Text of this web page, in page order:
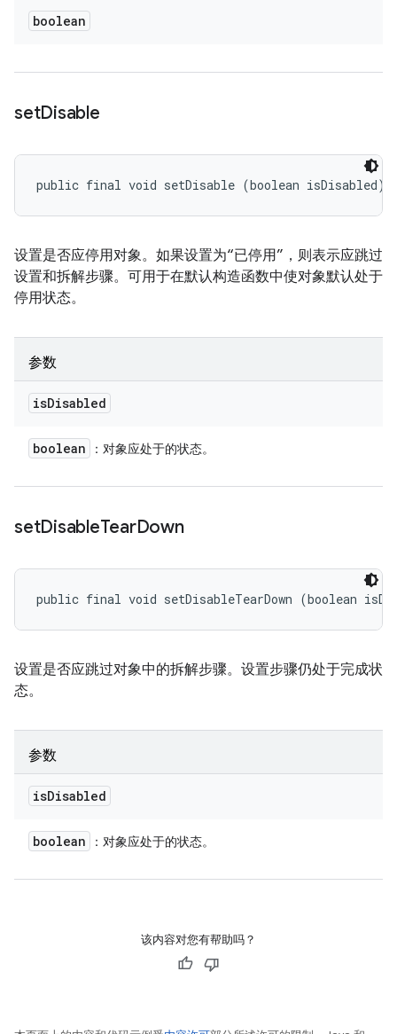
boolean
setDisable
public final void setDisable (boolean isDisabled)
设置是否应停用对象。如果设置为“已停用”，则表示应跳过
设置和拆解步骤。可用于在默认构造函数中使对象默认处于
停用状态。
参数
isDisabled
boolean ：对象应处于的状态。
setDisableTearDown
public final void setDisableTearDown (boolean
设置是否应跳过对象中的拆解步骤。设置步骤仍处于完成状
态。
参数
isDisabled
boolean ：对象应处于的状态。
该内容对您有帮助吗？